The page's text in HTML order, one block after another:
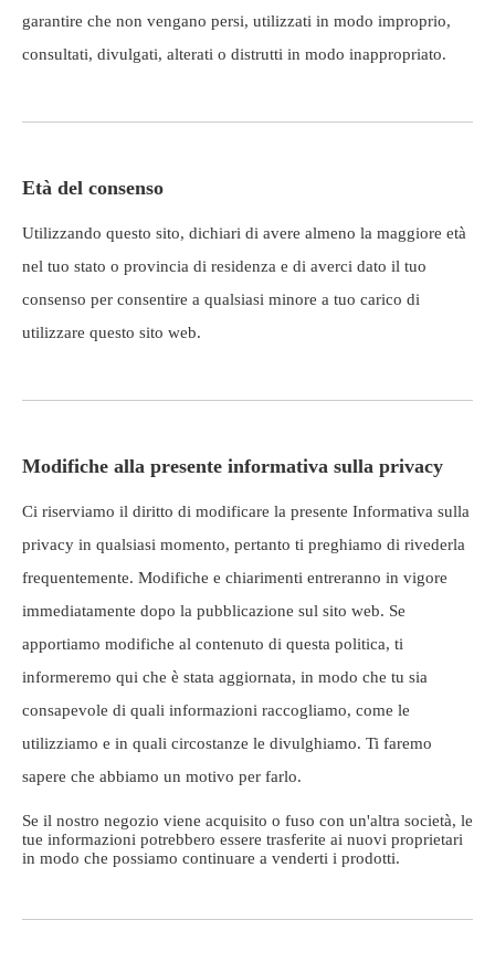
garantire che non vengano persi, utilizzati in modo improprio,
consultati, divulgati, alterati o distrutti in modo inappropriato.
Età del consenso
Utilizzando questo sito, dichiari di avere almeno la maggiore età
nel tuo stato o provincia di residenza e di averci dato il tuo
consenso per consentire a qualsiasi minore a tuo carico di
utilizzare questo sito web.
Modifiche alla presente informativa sulla privacy
Ci riserviamo il diritto di modificare la presente Informativa sulla
privacy in qualsiasi momento, pertanto ti preghiamo di rivederla
frequentemente. Modifiche e chiarimenti entreranno in vigore
immediatamente dopo la pubblicazione sul sito web. Se
apportiamo modifiche al contenuto di questa politica, ti
informeremo qui che è stata aggiornata, in modo che tu sia
consapevole di quali informazioni raccogliamo, come le
utilizziamo e in quali circostanze le divulghiamo. Ti faremo
sapere che abbiamo un motivo per farlo.
Se il nostro negozio viene acquisito o fuso con un'altra società, le
tue informazioni potrebbero essere trasferite ai nuovi proprietari
in modo che possiamo continuare a venderti i prodotti.